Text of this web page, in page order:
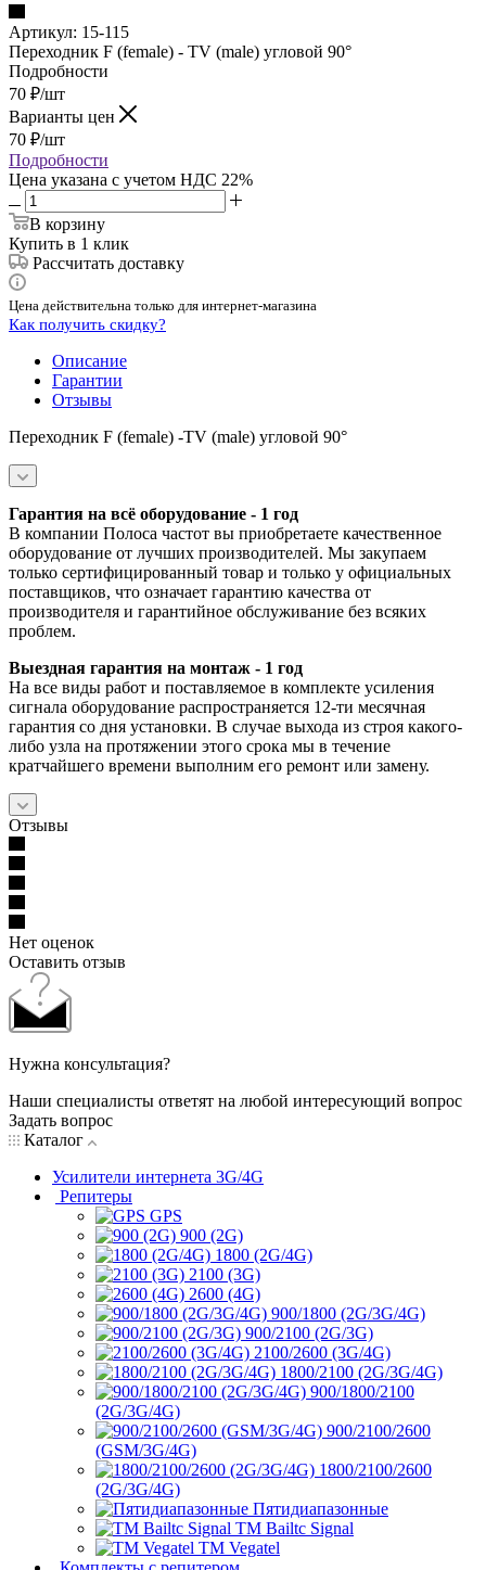
Артикул: 15-115
Переходник F (female) - TV (male) угловой 90°
Подробности
70 ₽/шт
Варианты цен
70 ₽/шт
Подробности
Цена указана с учетом НДС 22%
В корзину
Купить в 1 клик
Рассчитать доставку
Цена действительна только для интернет-магазина
Как получить скидку?
Описание
Гарантии
Отзывы
Переходник F (female) -TV (male) угловой 90°
Гарантия на всё оборудование - 1 год
В компании Полоса частот вы приобретаете качественное
оборудование от лучших производителей. Мы закупаем
только сертифицированный товар и только у официальных
поставщиков, что означает гарантию качества от
производителя и гарантийное обслуживание без всяких
проблем.
Выездная гарантия на монтаж - 1 год
На все виды работ и поставляемое в комплекте усиления
сигнала оборудование распространяется 12-ти месячная
гарантия со дня установки. В случае выхода из строя какого-
либо узла на протяжении этого срока мы в течение
кратчайшего времени выполним его ремонт или замену.
Отзывы
Нет оценок
Оставить отзыв
Нужна консультация?
Наши специалисты ответят на любой интересующий вопрос
Задать вопрос
Каталог
Усилители интернета 3G/4G
Репитеры
GPS
900 (2G)
1800 (2G/4G)
2100 (3G)
2600 (4G)
900/1800 (2G/3G/4G)
900/2100 (2G/3G)
2100/2600 (3G/4G)
1800/2100 (2G/3G/4G)
900/1800/2100
(2G/3G/4G)
900/2100/2600
(GSM/3G/4G)
1800/2100/2600
(2G/3G/4G)
Пятидиапазонные
ТМ Bailtc Signal
ТМ Vegatel